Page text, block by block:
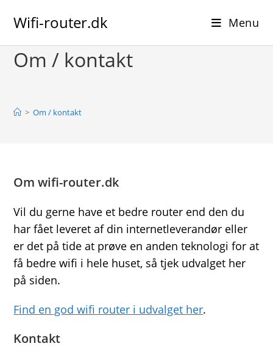
Wifi-router.dk Menu
Om / kontakt
> Om / kontakt
Om wifi-router.dk
Vil du gerne have et bedre router end den du
har fået leveret af din internetleverandør eller
er det på tide at prøve en anden teknologi for at
få bedre wifi i hele huset, så tjek udvalget her
på siden.
Find en god wifi router i udvalget her.
Kontakt